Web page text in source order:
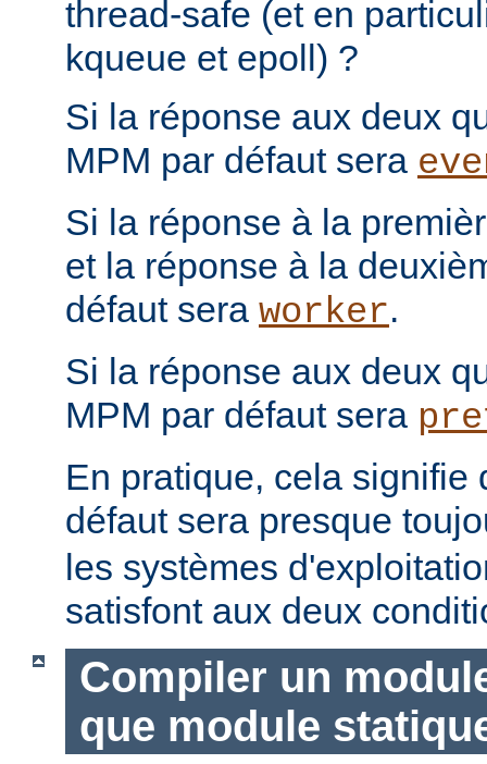
thread-safe (et en
kqueue et epoll) ?
Si la réponse aux deux
MPM par défaut sera
Si la réponse à la
et la réponse à la
défaut sera worker.
Si la réponse aux deux
MPM par défaut sera
En pratique, cela signifie
défaut sera presque
les systèmes
satisfont aux deux
Compiler un
que module